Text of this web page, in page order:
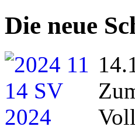
Die neue